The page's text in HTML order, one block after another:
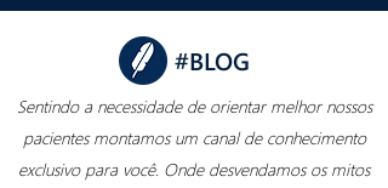
#BLOG
Sentindo a necessidade de orientar melhor nossos
pacientes montamos um canal de conhecimento
exclusivo para você. Onde desvendamos os mitos